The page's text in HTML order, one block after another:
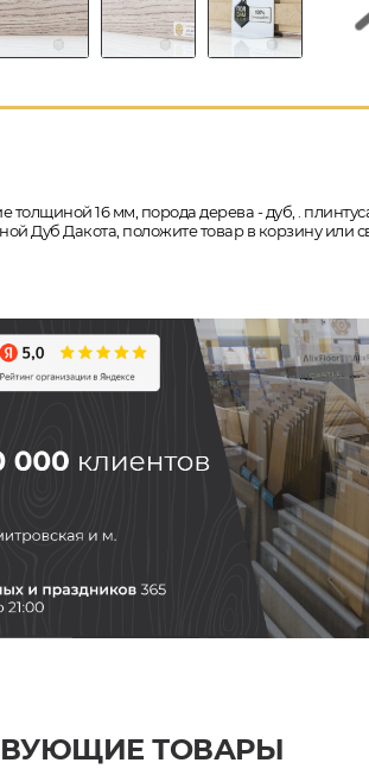
толщиной 16 мм, порода дерева - дуб, .
Дуб Дакота, положите товар в корзину
ТОВАРЫ